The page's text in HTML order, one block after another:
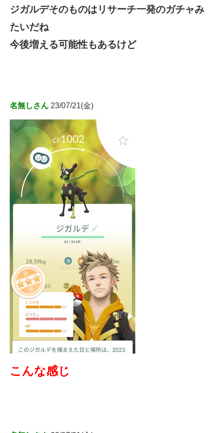
ジガルデそのものはリサーチ一発のガチャみ
たいだね
今後増える可能性もあるけど
名無しさん 23/07/21(金)
こんな感じ